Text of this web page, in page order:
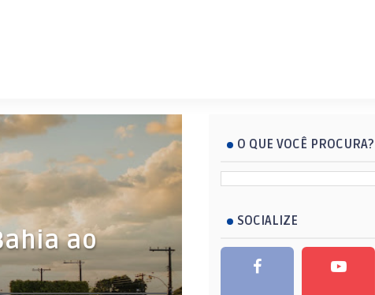
ao
O QUE VOCÊ PROCURA?
SOCIALIZE